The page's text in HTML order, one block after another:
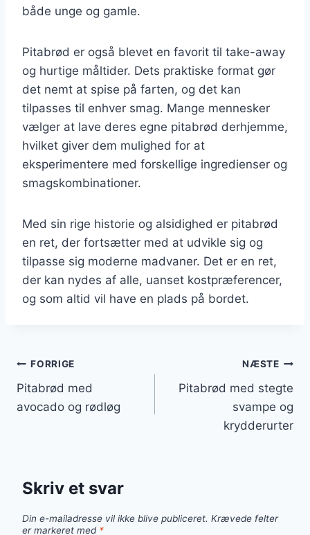
både unge og gamle.
Pitabrød er også blevet en favorit til take-away
og hurtige måltider. Dets praktiske format gør
det nemt at spise på farten, og det kan
tilpasses til enhver smag. Mange mennesker
vælger at lave deres egne pitabrød derhjemme,
hvilket giver dem mulighed for at
eksperimentere med forskellige ingredienser og
smagskombinationer.
Med sin rige historie og alsidighed er pitabrød
en ret, der fortsætter med at udvikle sig og
tilpasse sig moderne madvaner. Det er en ret,
der kan nydes af alle, uanset kostpræferencer,
og som altid vil have en plads på bordet.
Indlægsnavigation
FORRIGE
Pitabrød med
avocado og rødløg
NÆSTE
Pitabrød med stegte
svampe og
krydderurter
Skriv et svar
Din e-mailadresse vil ikke blive publiceret. Krævede felter
er markeret med *